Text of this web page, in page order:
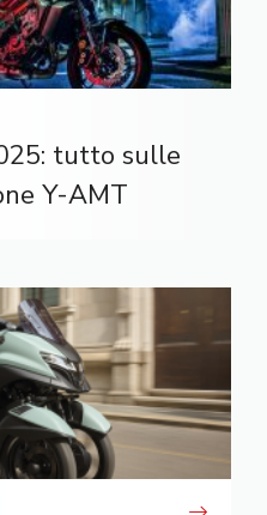
tutto sulle
Y-AMT